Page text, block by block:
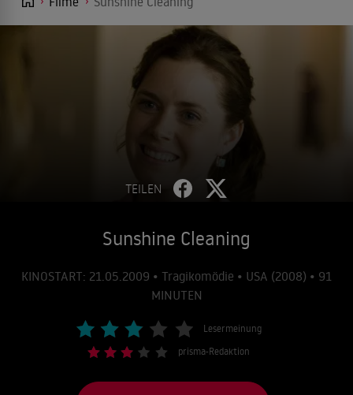
TEILEN
Sunshine Cleaning
KINOSTART: 21.05.2009 • Tragikomödie • USA (2008) • 91
MINUTEN
Lesermeinung
prisma-Redaktion